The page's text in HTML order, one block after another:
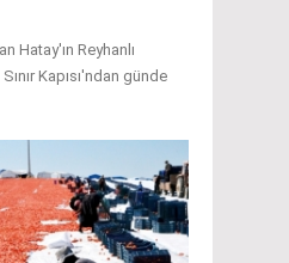
Hatay'ın Reyhanlı
Kapısı'ndan günde